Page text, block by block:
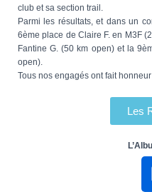
club et sa section trail.
Parmi les résultats, et dans un
6ème place de Claire F. en M3F
Fantine G. (50 km open) et la
open).
Tous nos engagés ont fait
Les